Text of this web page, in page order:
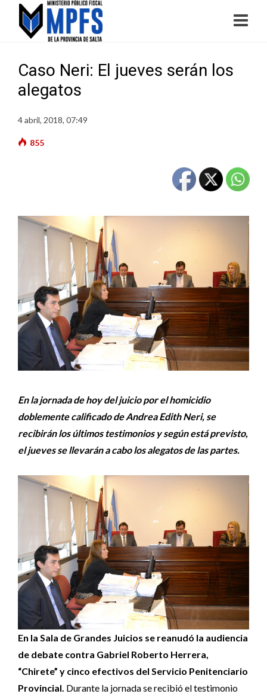
Caso Neri: El jueves serán los
alegatos
4 abril, 2018, 07:49
855
En la jornada de hoy del juicio por el homicidio
doblemente calificado de Andrea Edith Neri, se
recibirán los últimos testimonios y según está previsto,
el jueves se llevarán a cabo los alegatos de las partes.
En la Sala de Grandes Juicios se reanudó la audiencia
de debate contra Gabriel Roberto Herrera,
“Chirete” y cinco efectivos del Servicio Penitenciario
Provincial. Durante la jornada se recibió el testimonio